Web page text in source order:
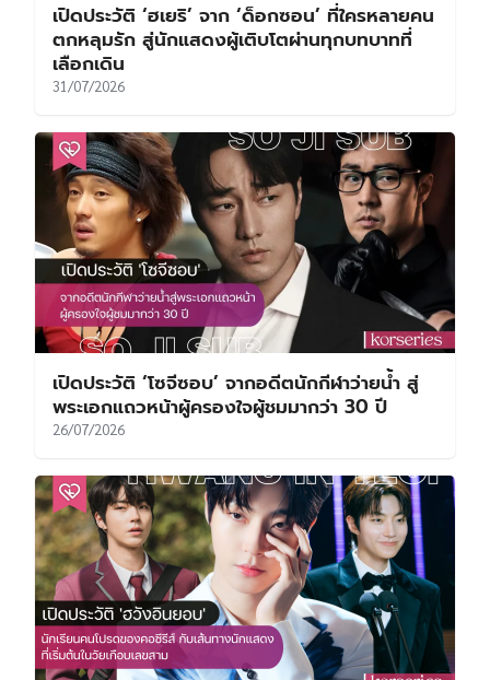
เปิดประวัติ ‘ฮเยริ’ จาก ‘ด็อกซอน’ ที่ใครหลายคน
ตกหลุมรัก สู่นักแสดงผู้เติบโตผ่านทุกบทบาทที่
เลือกเดิน
31/07/2026
เปิดประวัติ ‘โซจีซอบ’ จากอดีตนักกีฬาว่ายน้ำ สู่
พระเอกแถวหน้าผู้ครองใจผู้ชมมากว่า 30 ปี
26/07/2026